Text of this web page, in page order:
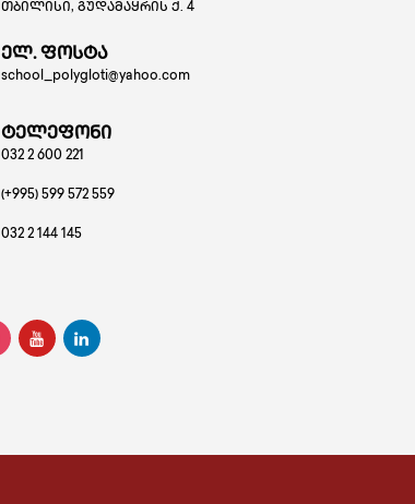
თბილისი, გუდამაყრის ქ. 4
ელ. ფოსტა
school_polygloti@yahoo.com
ტელეფონი
032 2 600 221
(+995) 599 572 559
032 2 144 145